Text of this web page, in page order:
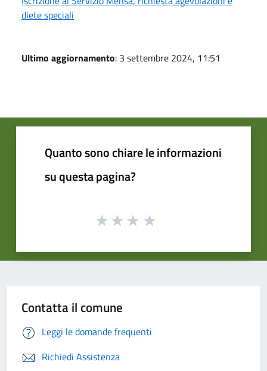
diete speciali
Ultimo aggiornamento: 3 settembre 2024, 11:51
Quanto sono chiare le informazioni
su questa pagina?
Contatta il comune
Leggi le domande frequenti
Richiedi Assistenza